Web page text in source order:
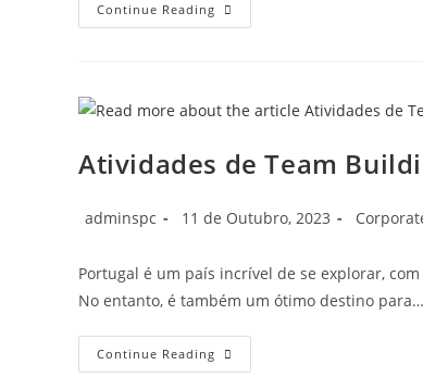
Continue Reading
Atividades de Team
adminspc 11 de Outubro, 2023
Portugal é um país incrível de se explorar,
No entanto, é também um ótimo destino para…
Continue Reading